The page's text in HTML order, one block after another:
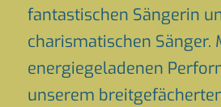
fantastischen Sängerin
charismatischen Sänger.
energiegeladenen
unserem